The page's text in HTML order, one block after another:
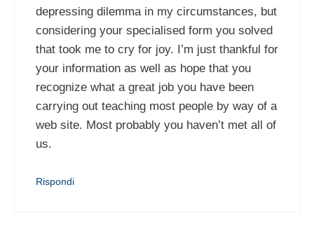
depressing dilemma in my circumstances, but
considering your specialised form you solved
that took me to cry for joy. I’m just thankful for
your information as well as hope that you
recognize what a great job you have been
carrying out teaching most people by way of a
web site. Most probably you haven’t met all of
us.
Rispondi